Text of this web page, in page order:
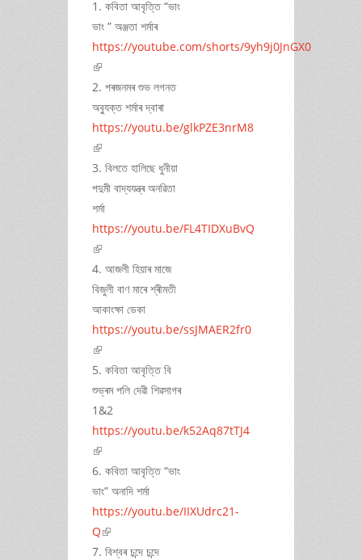
1. কবিতা আবৃত্তি “ভাং
ভাং ” অঞ্জতা শৰ্মাৰ
https://youtube.com/shorts/9yh9j0JnGX0
(link is external)
2. পৰজনমৰ শুভ লগনত
অব্যুক্ত শৰ্মাৰ দ্বাৰা
https://youtu.be/glkPZE3nrM8
(link is external)
3. বিলতে হালিছে ধুনীয়া
পদুমী বাদ্যযন্ত্ৰ অনৱিতা
শৰ্মা
https://youtu.be/FL4TIDXuBvQ
(link is external)
4. আজলী হিয়াৰ মাজে
বিজুলী বাণ মাৰে শ্ৰীমতী
আকাংক্ষা ডেকা
https://youtu.be/ssJMAER2fr0
(link is external)
5. কবিতা আবৃত্তি বি
শুভ্ৰম পলি দেৱী শিৱসাগৰ
1&2
https://youtu.be/k52Aq87tTJ4
(link is external)
6. কবিতা আবৃত্তি “ভাং
ভাং” অনাদি শৰ্মা
https://youtu.be/IIXUdrc21-
Q(link is external)
7. বিশ্বৰ চন্দে চন্দে